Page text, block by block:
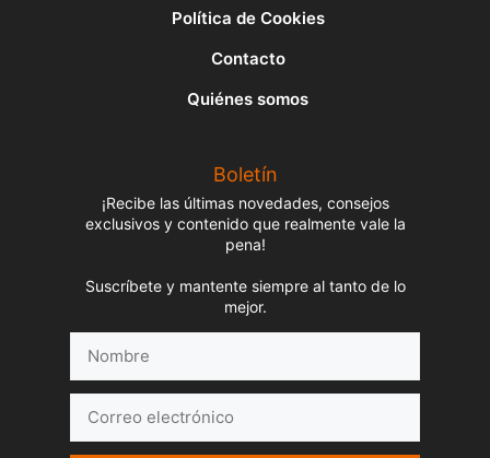
Política de Cookies
Contacto
Quiénes somos
Boletín
¡Recibe las últimas novedades, consejos
exclusivos y contenido que realmente vale la
pena!
Suscríbete y mantente siempre al tanto de lo
mejor.
electrónico